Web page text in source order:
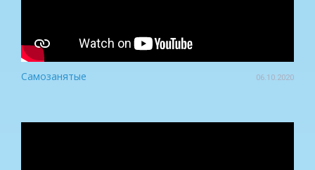
Самозанятые 06.10.2020